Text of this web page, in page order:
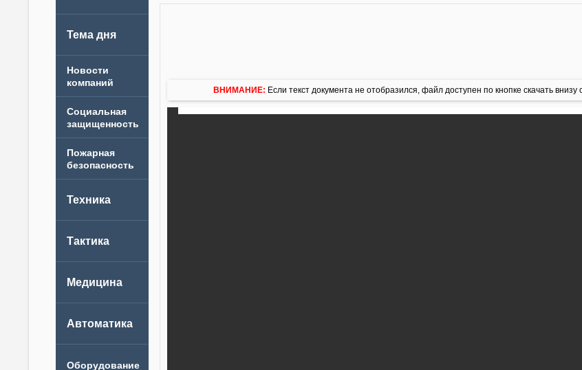
Тема дня
Новости
компаний
ВНИМАНИЕ: Если текст документа не отобразился, файл доступен по кнопке скачать внизу